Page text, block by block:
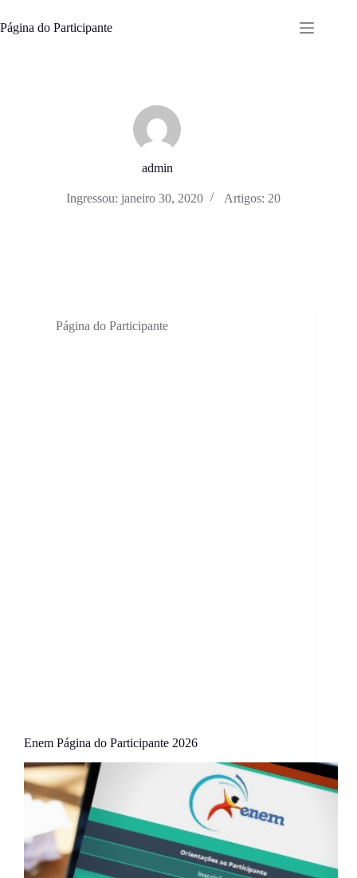
para
o
Página do Participante
admin
Ingressou: janeiro 30, 2020 Artigos: 20
Página do Participante
Enem Página do Participante 2026